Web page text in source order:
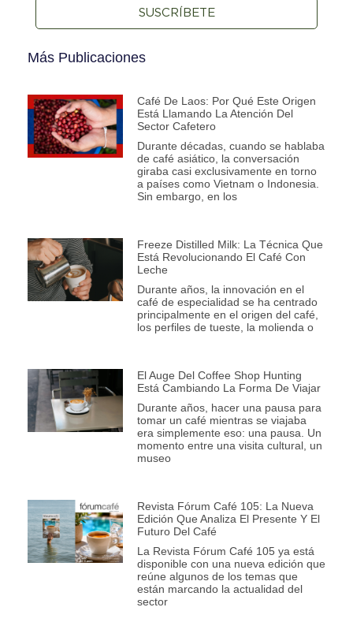
SUSCRÍBETE
Más Publicaciones
Café De Laos: Por Qué Este Origen
Está Llamando La Atención Del
Sector Cafetero
Durante décadas, cuando se hablaba
de café asiático, la conversación
giraba casi exclusivamente en torno
a países como Vietnam o Indonesia.
Sin embargo, en los
Freeze Distilled Milk: La Técnica Que
Está Revolucionando El Café Con
Leche
Durante años, la innovación en el
café de especialidad se ha centrado
principalmente en el origen del café,
los perfiles de tueste, la molienda o
El Auge Del Coffee Shop Hunting
Está Cambiando La Forma De Viajar
Durante años, hacer una pausa para
tomar un café mientras se viajaba
era simplemente eso: una pausa. Un
momento entre una visita cultural, un
museo
Revista Fórum Café 105: La Nueva
Edición Que Analiza El Presente Y El
Futuro Del Café
La Revista Fórum Café 105 ya está
disponible con una nueva edición que
reúne algunos de los temas que
están marcando la actualidad del
sector